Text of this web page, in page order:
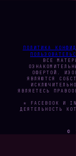
ПОЛИТИКА
ВСЕ
ОФЕРТОЙ.
ЯВЛЯЮТСЯ
ЯВЛЯЕТЕСЬ
* FACEBOOK И
ДЕЯТЕЛЬНОСТЬ
©